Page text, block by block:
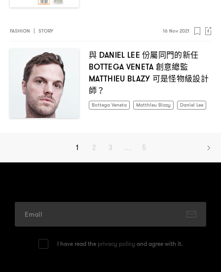
FASHION STORY 16 Nov 2021
與 DANIEL LEE份屬同門的新任
BOTTEGA VENETA 創意總監
MATTHIEU BLAZY 可是怪物級設計
師？
Bottega Veneta Matthieu Blazy Daniel Lee
1 2 3 … 5
I have read the privacy policy and agree with it.